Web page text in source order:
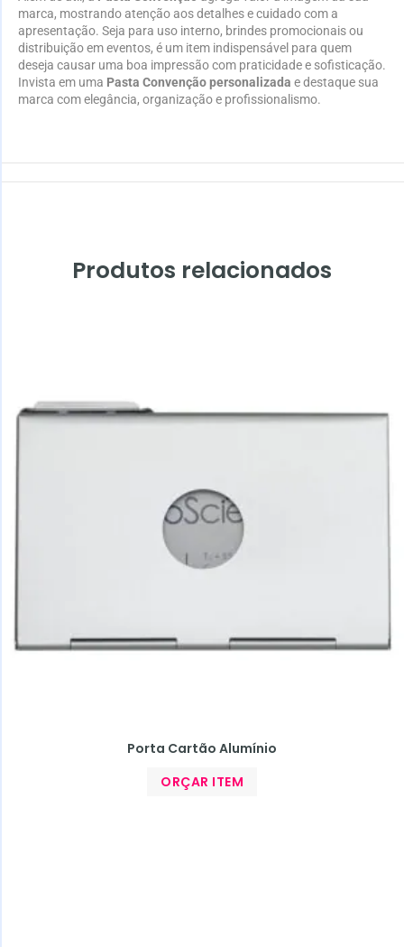
marca, mostrando atenção aos detalhes e cuidado com a
apresentação. Seja para uso interno, brindes promocionais ou
distribuição em eventos, é um item indispensável para quem
deseja causar uma boa impressão com praticidade e sofisticação.
Invista em uma Pasta Convenção personalizada e destaque sua
marca com elegância, organização e profissionalismo.
Produtos relacionados
Porta Cartão Alumínio
ORÇAR ITEM